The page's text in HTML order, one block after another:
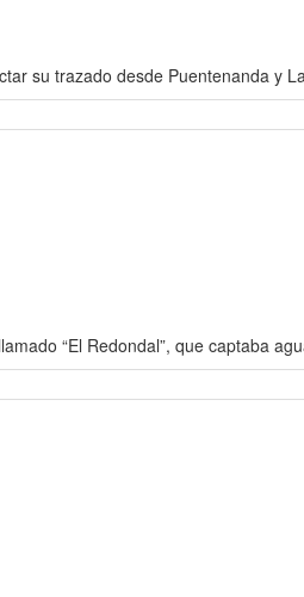
su trazado desde Puentenanda y
“El Redondal”, que captaba